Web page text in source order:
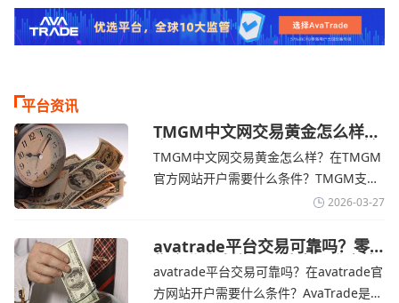
平台资讯
TMGM中文网交易黄金怎么样？
金价下跌，市场评估伊朗停火前
景-TMGM官网
TMGM中文网交易黄金怎么样？在TMGM
官方网站开户需要什么条件？‌‌‌TMGM支持
全球主流的MT4/MT5平台，同时提供功能
险管理工具。通过TMGM官网交易资讯了
解，金价周四回落，受​美元走强和油价上
涨，使通胀担忧保持不变‌对加息的持续预
2026-03-27
avatrade平台交易可靠吗？零
售企业称中东地区冲突正推高成
本avatrade官网
avatrade平台交易可靠吗？在avatrade官
方网站开户需要什么条件？‌‌‌AvaTrade是一